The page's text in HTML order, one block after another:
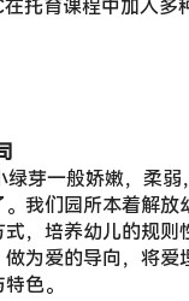
我们园所本着解
，培养幼儿的规则
姆小熊中坤苑中心）
），依据155个
的感知为探索手
五大能力为目标来
课、魔法数学课等